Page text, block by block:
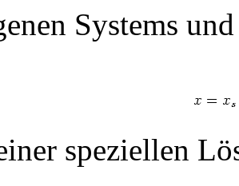
Systems
speziellen